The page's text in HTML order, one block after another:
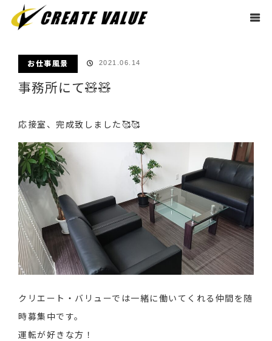
ホーム
ブログ
お仕事風景 事務所にて🧸🧸
お仕事風景 2021.06.14
事務所にて🧸🧸
応接室、完成致しました🥰🥰
クリエート・バリューでは一緒に働いてくれる仲間を随
時募集中です。
運転が好きな方！